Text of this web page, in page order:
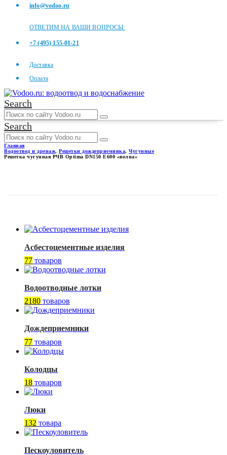
info@vodoo.ru
ОТВЕТИМ НА ВАШИ ВОПРОСЫ:
+7 (495) 155-01-21
Доставка
Оплата
Search
Search
Главная
Водоотвод и дренаж, Решетки дождеприемника, Чугунные
Решетка чугунная РЧВ Optima DN150 E600 «волна»
Асбестоцементные изделия
77 товаров
Водоотводные лотки
2180 товаров
Дождеприемники
77 товаров
Колодцы
18 товаров
Люки
132 товара
Пескоуловитель